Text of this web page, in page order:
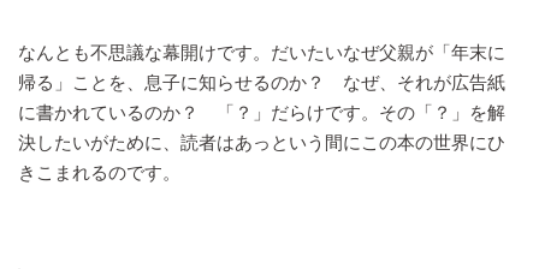
なんとも不思議な幕開けです。だいたいなぜ父親が「年末に
帰る」ことを、息子に知らせるのか？ なぜ、それが広告紙
に書かれているのか？ 「？」だらけです。その「？」を解
決したいがために、読者はあっという間にこの本の世界にひ
きこまれるのです。